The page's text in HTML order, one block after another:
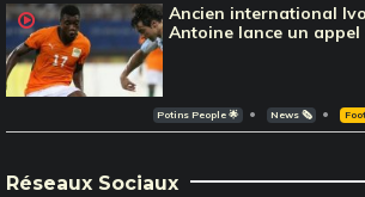
Ancien international
Antoine lance un appel
Potins People 🌟 News 🗞️
Réseaux Sociaux